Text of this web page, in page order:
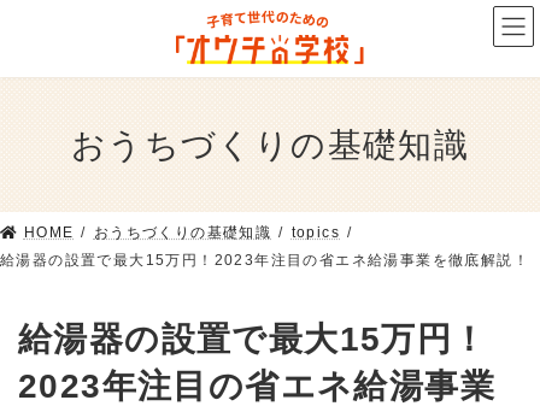
ン
ツ
へ
ス
キ
ッ
プ
ー
シ
ョ
ン
に
移
動
おうちづくりの基礎知識
HOME おうちづくりの基礎知識
topics
給湯器の設置で最大15万円！2023年注目の省エネ給湯事業を徹底解説！
給湯器の設置で最大15万円！
2023年注目の省エネ給湯事業